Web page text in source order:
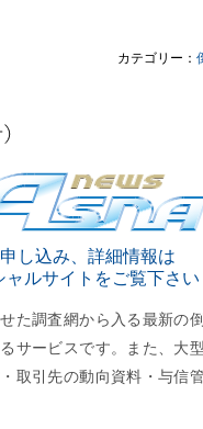
カテゴリー：
し込み、詳細情報は
ャルサイトをご覧下さ
た調査網から入る最新の
サービスです。また、大
取引先の動向資料・与信